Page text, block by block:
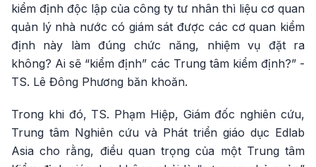
kiểm định độc lập của công ty tư nhân thì liệu cơ quan
quản lý nhà nước có giám sát được các cơ quan kiểm
định này làm đúng chức năng, nhiệm vụ đặt ra
không? Ai sẽ “kiểm định” các Trung tâm kiểm định?” -
TS. Lê Đông Phương băn khoăn.
Trong khi đó, TS. Phạm Hiệp, Giám đốc nghiên cứu,
Trung tâm Nghiên cứu và Phát triển giáo dục Edlab
Asia cho rằng, điều quan trọng của một Trung tâm